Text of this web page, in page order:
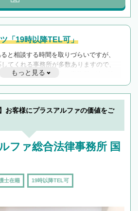
「19時以降TEL可」
と相談する時間を取りづらいですが、
てくれる事務所が多数ありますので、
うな場合はそのような事務所に絞り込
。
以降TEL可の条件
を加えて再検索
もっと見る
お客様にプラスアルファの価値をご
ファ総合法律事務所 国
士在籍 19時以降TEL可